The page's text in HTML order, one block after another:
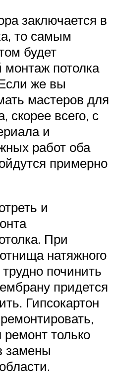
заключается в
то самым
будет
потолка
же вы
мастеров для
скорее всего, с
и
работ оба
примерно
и
При
натяжного
трудно починить
придется
Гипсокартон
только
замены